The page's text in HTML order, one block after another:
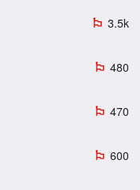
emoji_flags 3.5k
emoji_flags 480
emoji_flags 470
emoji_flags 600